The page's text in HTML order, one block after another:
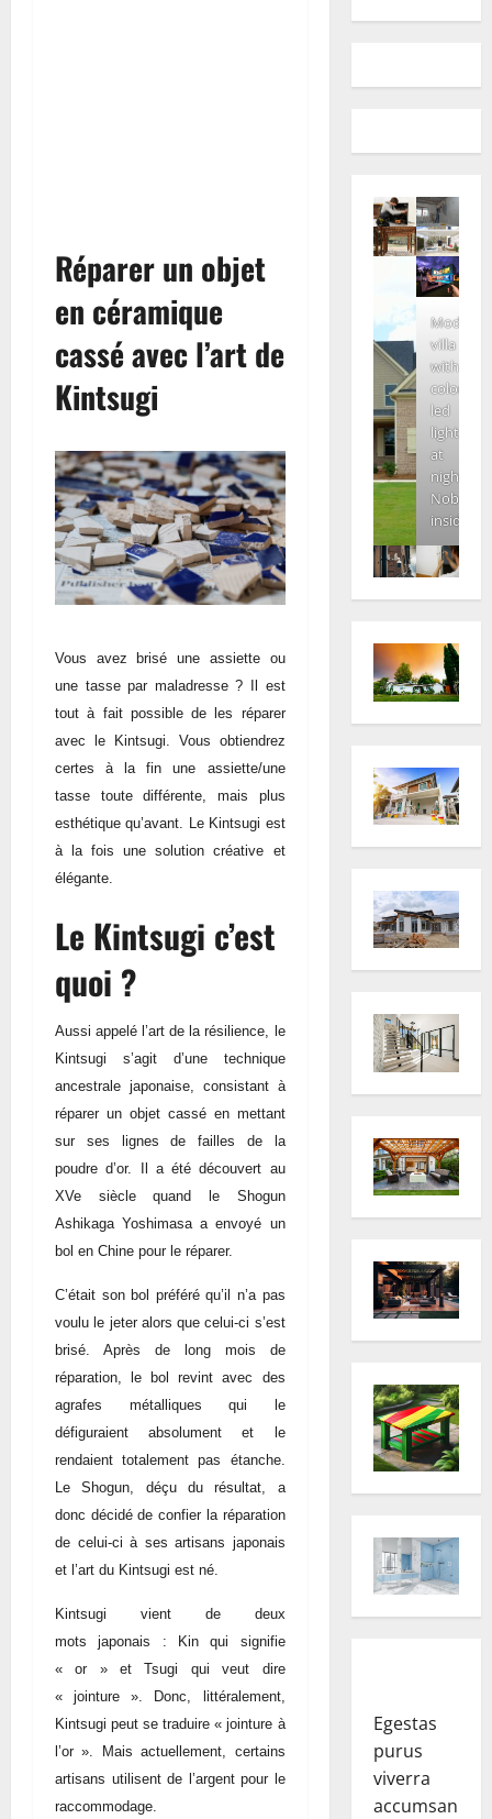
Réparer un objet
en céramique
cassé avec l’art de
Kintsugi
Vous avez brisé une assiette ou
une tasse par maladresse ? Il est
tout à fait possible de les réparer
avec le Kintsugi. Vous obtiendrez
certes à la fin une assiette/une
tasse toute différente, mais plus
esthétique qu’avant. Le Kintsugi est
à la fois une solution créative et
élégante.
Le Kintsugi c’est
quoi ?
Aussi appelé l’art de la résilience, le
Kintsugi s’agit d’une technique
ancestrale japonaise, consistant à
réparer un objet cassé en mettant
sur ses lignes de failles de la
poudre d’or. Il a été découvert au
XVe siècle quand le Shogun
Ashikaga Yoshimasa a envoyé un
bol en Chine pour le réparer.
C’était son bol préféré qu’il n’a pas
voulu le jeter alors que celui-ci s’est
brisé. Après de long mois de
réparation, le bol revint avec des
agrafes métalliques qui le
défiguraient absolument et le
rendaient totalement pas étanche.
Le Shogun, déçu du résultat, a
donc décidé de confier la réparation
de celui-ci à ses artisans japonais
et l’art du Kintsugi est né.
Kintsugi vient de deux
mots japonais : Kin qui signifie
« or » et Tsugi qui veut dire
« jointure ». Donc, littéralement,
Kintsugi peut se traduire « jointure à
l’or ». Mais actuellement, certains
artisans utilisent de l’argent pour le
raccommodage.
Modern
villa
with
colored
led
lights
at
night.
Nobody
inside
Egestas
purus
viverra
accumsan